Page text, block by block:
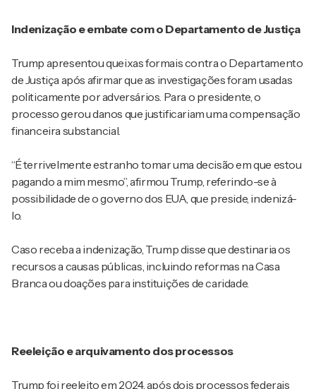
Indenização e embate com o Departamento de Justiça
Trump apresentou queixas formais contra o Departamento
de Justiça após afirmar que as investigações foram usadas
politicamente por adversários. Para o presidente, o
processo gerou danos que justificariam uma compensação
financeira substancial.
“É terrivelmente estranho tomar uma decisão em que estou
pagando a mim mesmo”, afirmou Trump, referindo-se à
possibilidade de o governo dos EUA, que preside, indenizá-
lo.
Caso receba a indenização, Trump disse que destinaria os
recursos a causas públicas, incluindo reformas na Casa
Branca ou doações para instituições de caridade.
Reeleição e arquivamento dos processos
Trump foi reeleito em 2024, após dois processos federais